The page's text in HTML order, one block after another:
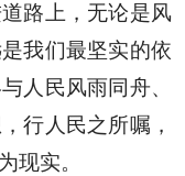
路上，无论是风
我们最坚实的依
人民风雨同舟、
行人民之所嘱，
现实。